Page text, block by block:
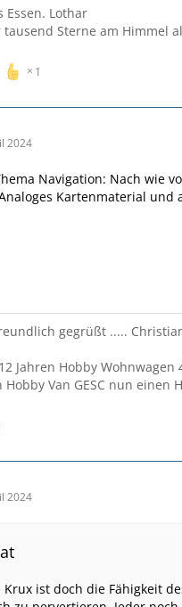
Essen. Lothar
tausend Sterne am Himmel
1
2024
Navigation: Nach wie
Kartenmaterial und
gegrüßt .....
Jahren Hobby Wohnwagen
Hobby Van GESC nun einen
2024
Krux ist doch die Fähigkeit